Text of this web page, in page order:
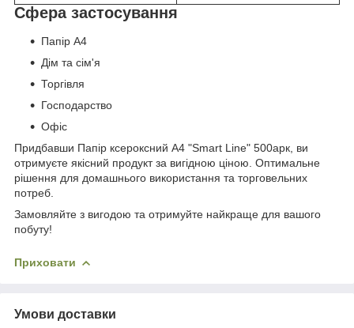
Сфера застосування
Папір А4
Дім та сім'я
Торгівля
Господарство
Офіс
Придбавши Папір ксероксний А4 "Smart Line" 500арк, ви
отримуєте якісний продукт за вигідною ціною. Оптимальне
рішення для домашнього використання та торговельних
потреб.
Замовляйте з вигодою та отримуйте найкраще для вашого
побуту!
Приховати
Умови доставки